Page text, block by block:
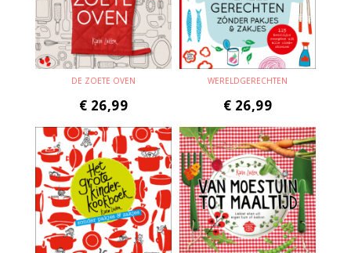
DE ZOETE OVEN
€ 26,99
WERELDGERECHTEN
€ 26,99